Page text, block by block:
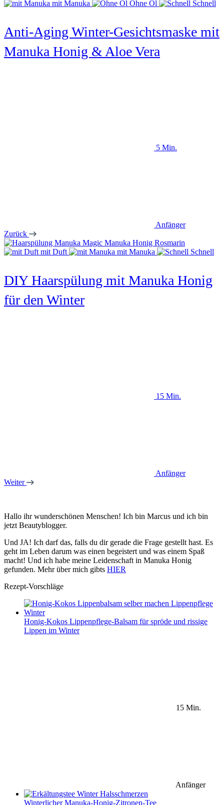
mit Manuka Ohne Öl Schnell
Anti-Aging Winter-Gesichtsmaske mit
Manuka Honig & Aloe Vera
5 Min.
Anfänger
Zurück
mit Duft mit Manuka Schnell
DIY Haarspülung mit Manuka Honig
für den Winter
15 Min.
Anfänger
Weiter
Hallo ihr wunderschönen Menschen! Ich bin Marcus und ich bin
jetzt Beautyblogger.
Und JA! Ich darf das, falls du dir gerade die Frage gestellt hast. Es
geht im Leben darum was einen begeistert und was einem Spaß
macht! Und ich habe meine Leidenschaft in Manuka Honig
gefunden. Mehr über mich gibts HIER
Rezept-Vorschläge
Honig-Kokos Lippenpflege-Balsam für spröde und rissige
Lippen im Winter
15 Min.
Anfänger
Winterlicher Manuka-Honig-Zitronen-Tee